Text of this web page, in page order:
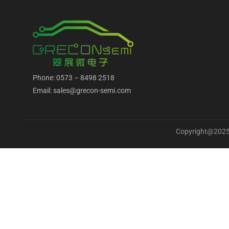
Phone: 0573 – 8498 2518
Email: sales@grecon-semi.com